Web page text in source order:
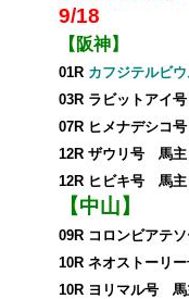
9/18
【阪神】
01R カフジテルビ
03R ラビットアイ
07R ヒメナデシコ
12R ザウリ号 馬
12R ヒビキ号 馬
【中山】
09R コロンビアテ
10R ネオストーリ
10R ヨリマル号